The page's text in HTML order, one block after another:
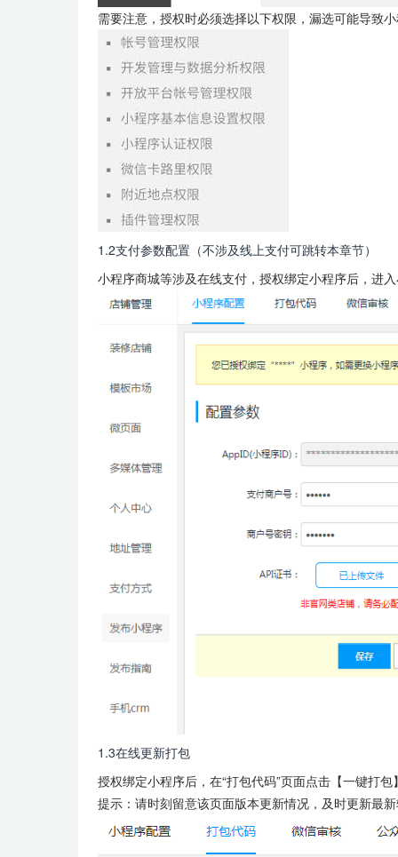
需要注意，授权时必须选择以下权限，漏选可能导致
1.2支付参数配置（不涉及线上支付可跳转本章节）
小程序商城等涉及在线支付，授权绑定小程序后，进
1.3在线更新打包
授权绑定小程序后，在“打包代码”页面点击【一键打
提示：请时刻留意该页面版本更新情况，及时更新最